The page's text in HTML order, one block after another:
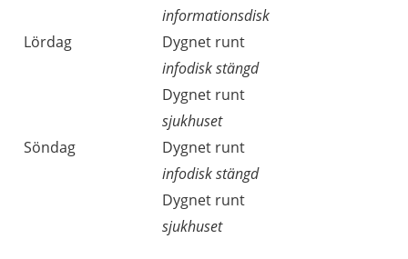
informationsdisk
Lördag
Dygnet runt
infodisk stängd
Dygnet runt
sjukhuset
Söndag
Dygnet runt
infodisk stängd
Dygnet runt
sjukhuset